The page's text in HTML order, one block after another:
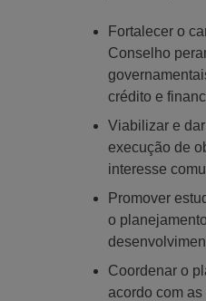
Fortalecer o
Conselho
crédito e
Viabilizar e
execução de
interesse
Promover
o
Coordenar o
acordo com